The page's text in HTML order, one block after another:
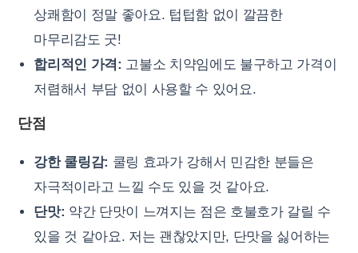
상쾌함이 정말 좋아요. 텁텁함 없이 깔끔한
마무리감도 굿!
합리적인 가격: 고불소 치약임에도 불구하고 가격이
저렴해서 부담 없이 사용할 수 있어요.
단점
강한 쿨링감: 쿨링 효과가 강해서 민감한 분들은
자극적이라고 느낄 수도 있을 것 같아요.
단맛: 약간 단맛이 느껴지는 점은 호불호가 갈릴 수
있을 것 같아요. 저는 괜찮았지만, 단맛을 싫어하는